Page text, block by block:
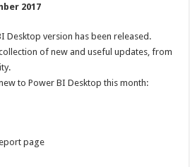
2017
Desktop version has been released.
of new and useful updates, from
to Power BI Desktop this month:
page